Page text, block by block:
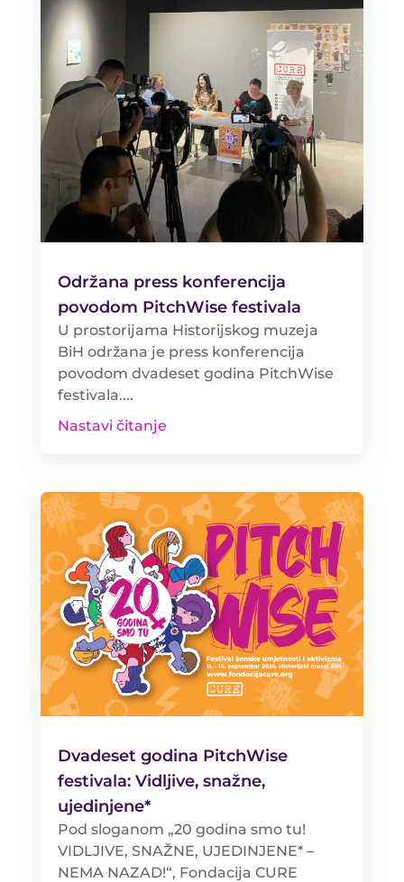
Održana press konferencija
povodom PitchWise festivala
U prostorijama Historijskog muzeja
BiH održana je press konferencija
povodom dvadeset godina PitchWise
festivala....
Nastavi čitanje
Dvadeset godina PitchWise
festivala: Vidljive, snažne,
ujedinjene*
Pod sloganom „20 godina smo tu!
VIDLJIVE, SNAŽNE, UJEDINJENE* –
NEMA NAZAD!“, Fondacija CURE